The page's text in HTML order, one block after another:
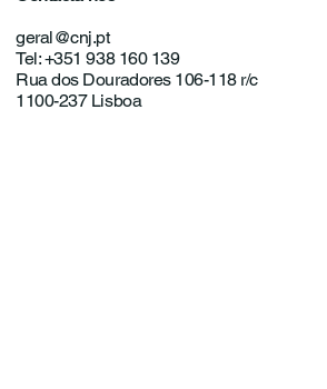
geral@cnj.pt
Tel: +351 938 160 139
Rua dos Douradores 106-118 r/c
1100-237 Lisboa